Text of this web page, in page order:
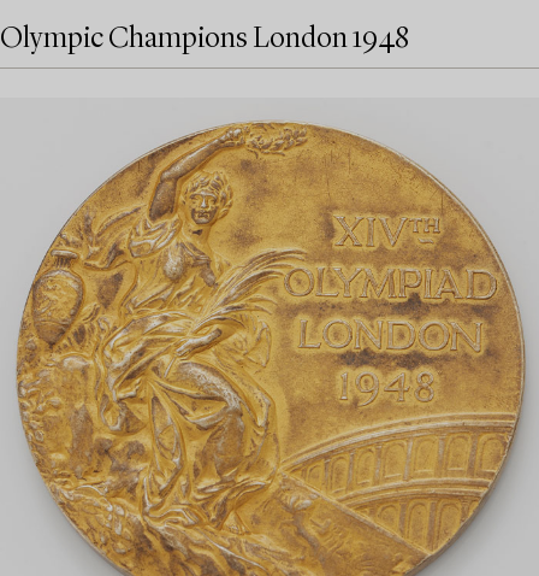
Olympic Champions London 1948